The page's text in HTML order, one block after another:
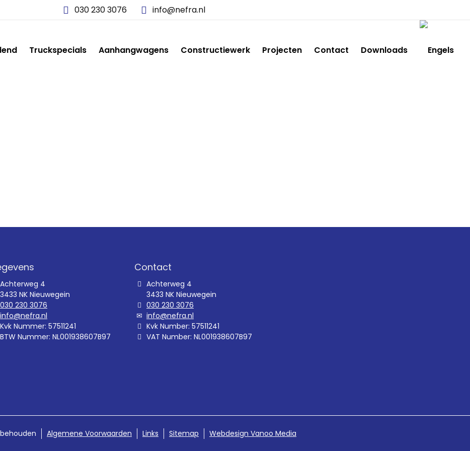
030 230 3076 info@nefra.nl
Truckspecials Aanhangwagens Constructiewerk Projecten Contact Downloads
Achterweg 4
3433 NK Nieuwegein
030 230 3076
info@nefra.nl
Kvk Nummer: 57511241
BTW Nummer: NL001938607B97
Contact
Achterweg 4
3433 NK Nieuwegein
030 230 3076
info@nefra.nl
Kvk Number: 57511241
VAT Number: NL001938607B97
Algemene Voorwaarden Links Sitemap Webdesign Vanoo Media